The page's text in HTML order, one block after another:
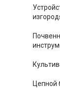
Цепной